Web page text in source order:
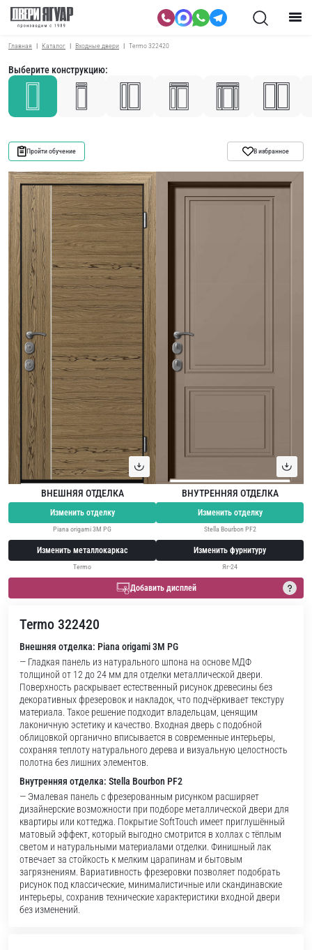
Главная Каталог Входные двери Termo 322420
Выберите конструкцию:
Пройти обучение В избранное
ВНЕШНЯЯ ОТДЕЛКА
Изменить отделку
Piana origami 3M PG
Изменить металлокаркас
Termo
ВНУТРЕННЯЯ ОТДЕЛКА
Изменить отделку
Stella Bourbon PF2
Изменить фурнитуру
Яг-24
Добавить дисплей
Termo 322420
Внешняя отделка: Piana origami 3M PG
— Гладкая панель из натурального шпона на основе МДФ
толщиной от 12 до 24 мм для отделки металлической двери.
Поверхность раскрывает естественный рисунок древесины без
декоративных фрезеровок и накладок, что подчёркивает текстуру
материала. Такое решение подходит владельцам, ценящим
лаконичную эстетику и качество. Входная дверь с подобной
облицовкой органично вписывается в современные интерьеры,
сохраняя теплоту натурального дерева и визуальную целостность
полотна без лишних элементов.
Внутренняя отделка: Stella Bourbon PF2
— Эмалевая панель с фрезерованным рисунком расширяет
дизайнерские возможности при подборе металлической двери для
квартиры или коттеджа. Покрытие SoftTouch имеет приглушённый
матовый эффект, который выгодно смотрится в холлах с тёплым
светом и натуральными материалами отделки. Финишный лак
отвечает за стойкость к мелким царапинам и бытовым
загрязнениям. Вариативность фрезеровки позволяет подобрать
рисунок под классические, минималистичные или скандинавские
интерьеры, сохранив технические характеристики входной двери
без изменений.